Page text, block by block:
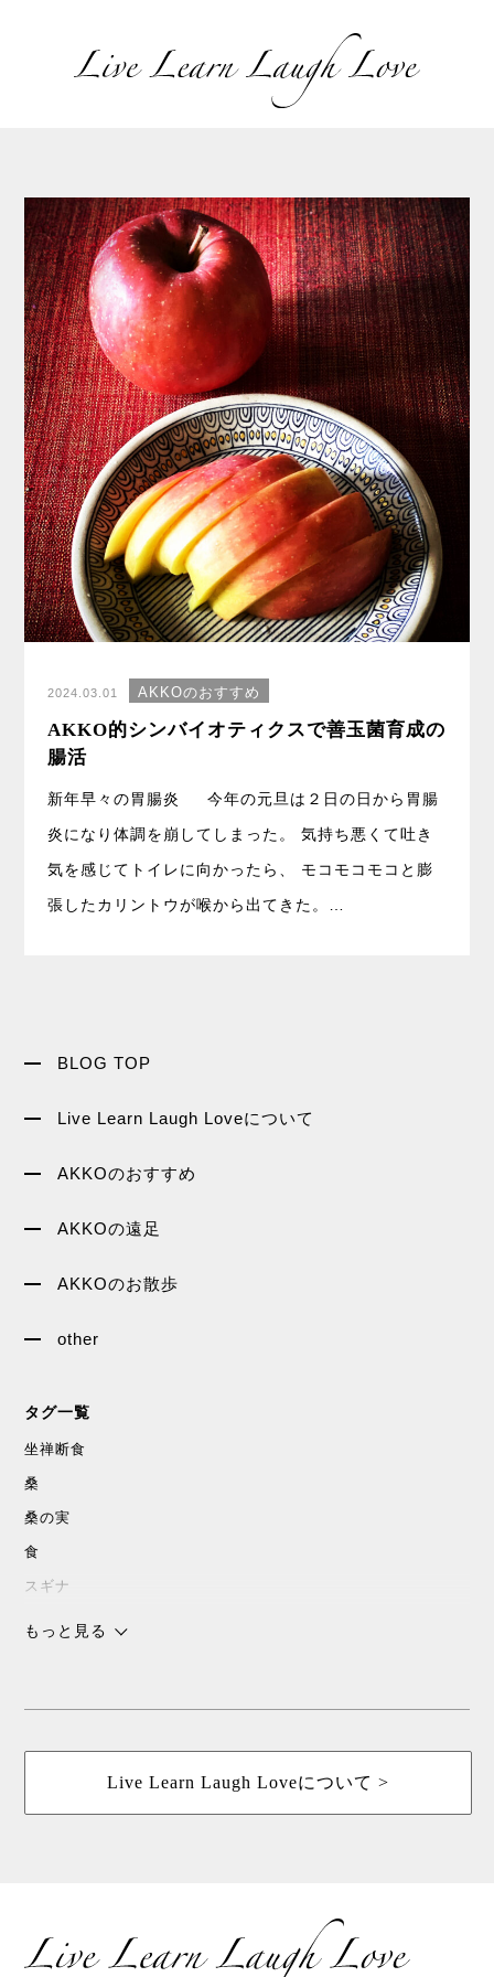
2024.03.01 AKKOのおすすめ
AKKO的シンバイオティクスで善玉菌育成の
腸活
新年早々の胃腸炎 今年の元旦は２日の日から胃腸
炎になり体調を崩してしまった。 気持ち悪くて吐き
気を感じてトイレに向かったら、 モコモコモコと膨
張したカリントウが喉から出てきた。…
BLOG TOP
Live Learn Laugh Loveについて
AKKOのおすすめ
AKKOの遠足
AKKOのお散歩
other
タグ一覧
坐禅断食
桑
桑の実
食
スギナ
沖縄
浜比嘉島
桑茶
もっと見る
Live Learn Laugh Loveについて >